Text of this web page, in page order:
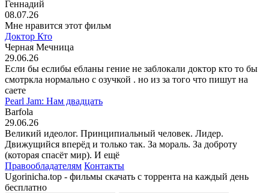
Геннадий
08.07.26
Мне нравится этот фильм
Доктор Кто
Черная Мечница
29.06.26
Если бы еслибы ебланы гение не заблокали доктор кто то бы
смотркла нормально с озучкой . но из за того что пишут на
саете
Pearl Jam: Нам двадцать
Barfola
29.06.26
Великий идеолог. Принципиальный человек. Лидер.
Движущийся вперёд и только так. За мораль. За доброту
(которая спасёт мир). И ещё
Правообладателям Контакты
Ugorinicha.top - фильмы скачать с торрента на каждый день
бесплатно